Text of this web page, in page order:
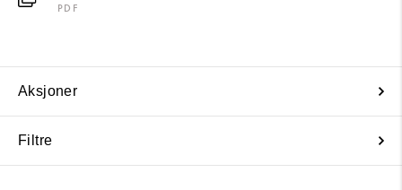
PDF
Aksjoner
Filtre